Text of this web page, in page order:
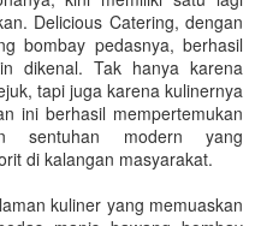
Delicious Catering, dengan
bombay pedasnya, berhasil
dikenal. Tak hanya karena
tapi juga karena kulinernya
ini berhasil mempertemukan
sentuhan modern yang
di kalangan masyarakat.
kuliner yang memuaskan